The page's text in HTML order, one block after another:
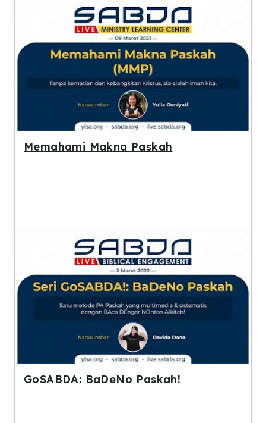
Memahami Makna Paskah
GoSABDA: BaDeNo Paskah!